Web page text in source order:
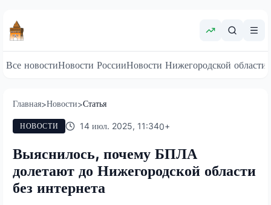
Все новостиНовости РоссииНовости Нижегородской области
Главная>Новости>Статья
НОВОСТИ 14 июл. 2025, 11:340+
Выяснилось, почему БПЛА
долетают до Нижегородской области
без интернета